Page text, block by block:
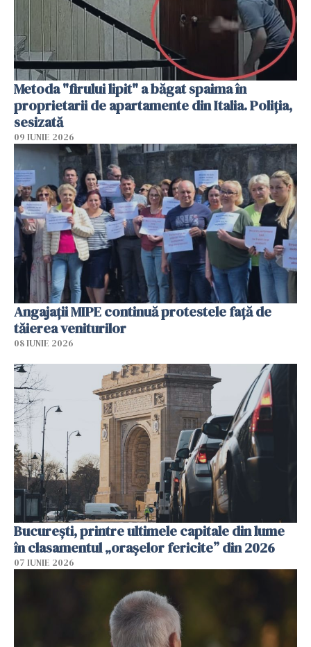
Metoda "firului lipit" a băgat spaima în
proprietarii de apartamente din Italia. Poliția,
sesizată
09 IUNIE 2026
Angajaţii MIPE continuă protestele faţă de
tăierea veniturilor
08 IUNIE 2026
București, printre ultimele capitale din lume
în clasamentul „orașelor fericite” din 2026
07 IUNIE 2026